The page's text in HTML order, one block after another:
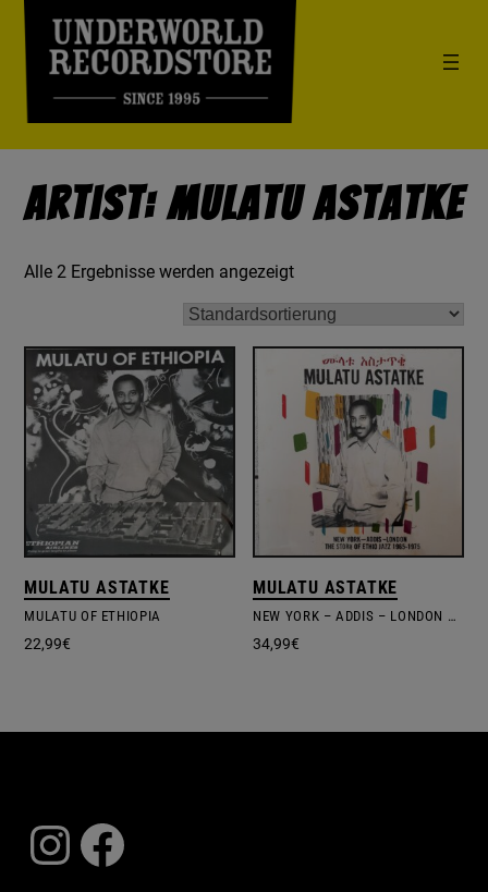
Artist: Mulatu Astatke
Alle 2 Ergebnisse werden angezeigt
MULATU ASTATKE
MULATU OF ETHIOPIA
22,99€
MULATU ASTATKE
NEW YORK – ADDIS – LONDON – THE STORY OF ETHIO JAZZ 1965-1975
34,99€
Instagram
Facebook